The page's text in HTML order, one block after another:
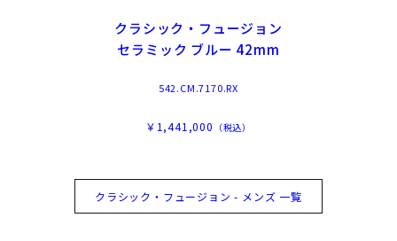
クラシック・フュージョン
セラミック ブルー 42mm
542.CM.7170.RX
￥1,441,000 （税込）
クラシック・フュージョン - メンズ 一覧